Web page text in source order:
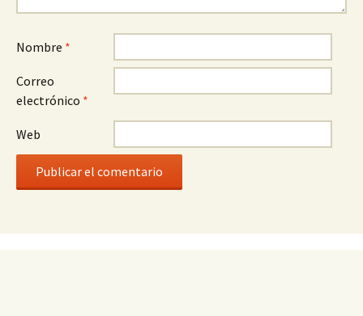
Nombre *
Correo
electrónico *
Web